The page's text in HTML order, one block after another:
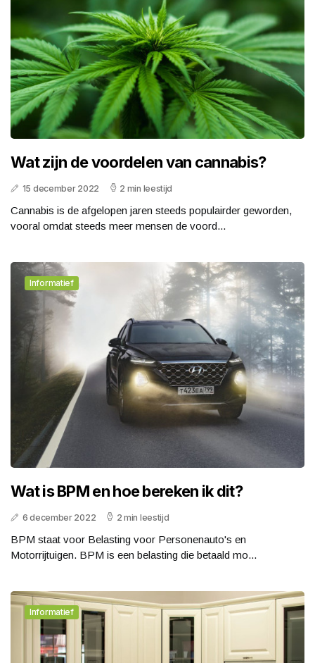
Wat zijn de voordelen van cannabis?
15 december 2022 2 min leestijd
Cannabis is de afgelopen jaren steeds populairder geworden,
vooral omdat steeds meer mensen de voord...
Informatief
Wat is BPM en hoe bereken ik dit?
6 december 2022 2 min leestijd
BPM staat voor Belasting voor Personenauto's en
Motorrijtuigen. BPM is een belasting die betaald mo...
Informatief